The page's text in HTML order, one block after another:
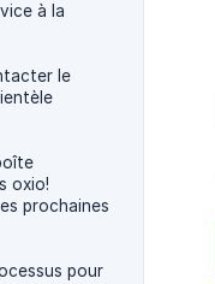
à la
le
oxio!
prochaines
pour